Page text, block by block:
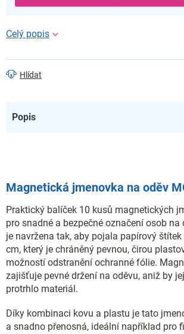
Hlídat
Popis
Magnetická jmenovka na oděv
Praktický balíček 10 kusů magnetických
pro snadné a bezpečné označení osob na
je navržena tak, aby pojala papírový
cm, který je chráněný pevnou, čirou
možností odstranění ochranné fólie.
zajišťuje pevné držení na oděvu, aniž by
protrhlo materiál.
Díky kombinaci kovu a plastu je tato
a snadno přenosná, ideální například pro